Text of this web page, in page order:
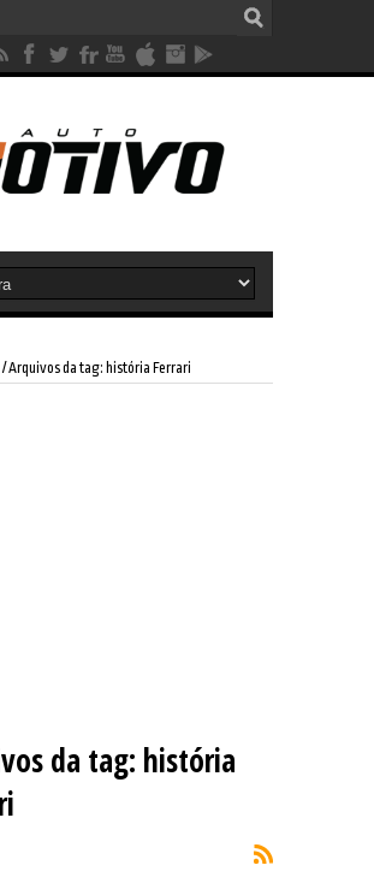
/Arquivos da tag: história Ferrari
da tag: história